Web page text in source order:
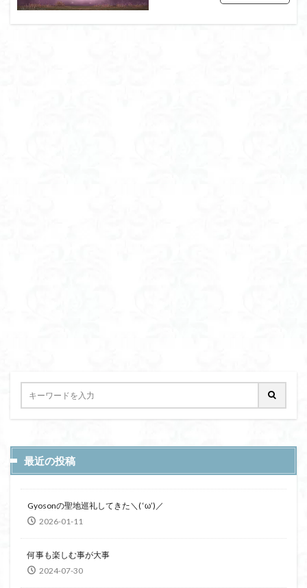
最近の投稿
Gyosonの聖地巡礼してきた＼( ‘ω’)／
2026-01-11
何事も楽しむ事が大事
2024-07-30